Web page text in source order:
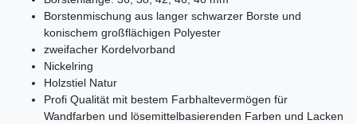
Borstenmischung aus langer schwarzer Borste und
konischem großflächigen Polyester
zweifacher Kordelvorband
Nickelring
Holzstiel Natur
Profi Qualität mit bestem Farbhaltevermögen für
Wandfarben und lösemittelbasierenden Farben und Lacken